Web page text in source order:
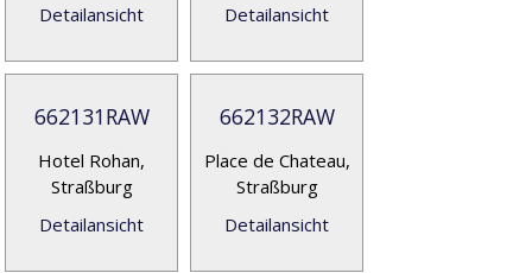
Detailansicht
Detailansicht
662131RAW
Hotel Rohan,
Straßburg
Detailansicht
662132RAW
Place de Chateau,
Straßburg
Detailansicht